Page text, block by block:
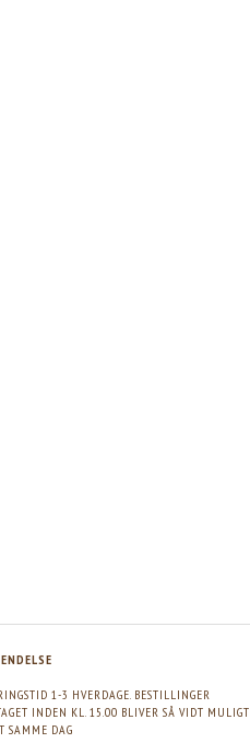
1-3 HVERDAGE. BESTILLINGER
INDEN KL. 15.00 BLIVER SÅ VIDT MULIGT
SAMME DAG